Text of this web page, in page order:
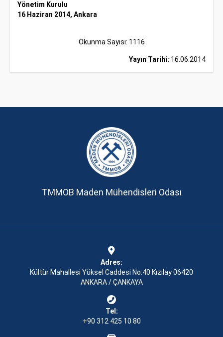
Yönetim Kurulu
16 Haziran 2014, Ankara
Okunma Sayısı: 1116
Yayın Tarihi: 16.06.2014
TMMOB Maden Mühendisleri Odası
Adres:
Kültür Mahallesi Yüksel Caddesi No:40 Kızılay 06420
ANKARA / ÇANKAYA
Tel:
+90 312 425 10 80